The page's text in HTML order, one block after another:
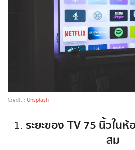
Credit : Unsplash
1. ระยะของ TV 75 นิ้วในห้
สม